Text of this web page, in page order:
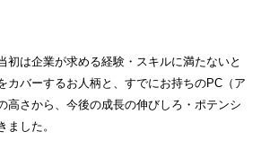
初は企業が求める経験・スキルに満たないと
カバーするお人柄と、すでにお持ちのPC（ア
高さから、今後の成長の伸びしろ・ポテンシ
ました。